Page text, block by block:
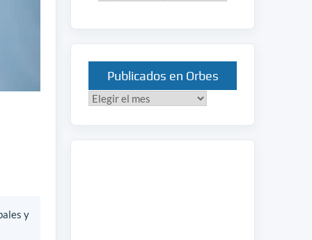
y
Publicados en Orbes
Publicados